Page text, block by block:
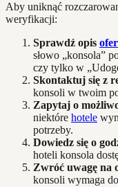
Aby uniknąć
weryfikacji:
Sprawdź opis
słowo „konsola”
czy tylko w
Skontaktuj się z
konsoli w twoim
Zapytaj o
niektóre hotele
potrzeby.
Dowiedz się o
hoteli konsola
Zwróć uwagę na
konsoli wymaga